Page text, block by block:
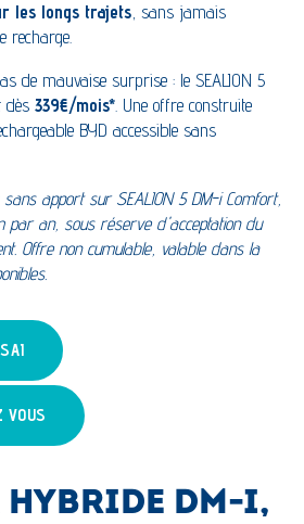
les longs trajets, sans jamais
recharge.
de mauvaise surprise : le SEALION 5
dès 339€/mois* . Une offre construite
BYD accessible sans
apport sur SEALION 5 DM-i Comfort,
an, sous réserve d'acceptation du
Offre non cumulable, valable dans la
VOUS
HYBRIDE DM-I,